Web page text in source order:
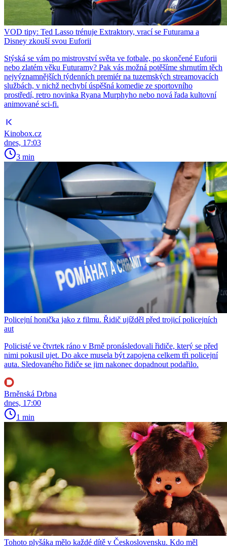
VOD tipy: Ted Lasso trénuje Extraktory, vrací se Futurama a
Disney zkouší svou Euforii
Stýská se vám po mistrovství světa ve fotbale, po skončené Euforii
nebo zlatém věku Futuramy? Pak vás možná potěšíme shrnutím těch
nejvýznamnějších týdenních premiér na tuzemských streamovacích
službách, v nichž nechybí úspěšná komedie ze sportovního
prostředí, retro novinka Ryana Murphyho nebo nová řada kultovní
animované sci-fi.
Kinobox.cz
dnes, 17:03
3 min
Policejní honička jako z filmu. Řidič ujížděl před trojicí policejních
aut
Policisté ve čtvrtek ráno v Brně pronásledovali řidiče, který se před
nimi pokusil ujet. Do akce musela být zapojena celkem tři policejní
auta. Sledovaného řidiče se jim nakonec dopadnout podařilo.
Brněnská Drbna
dnes, 17:00
1 min
Tohoto plyšáka mělo každé dítě v Československu. Kdo měl